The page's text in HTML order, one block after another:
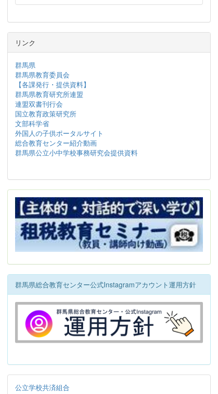
リンク
群馬県
群馬県教育委員会
【各課発行・提供資料】
群馬県教育研究所連盟
連盟双書刊行会
国立教育政策研究所
文部科学省
外国人の子供ポータルサイト
総合教育センター紹介動画
群馬県公立小中学校事務研究会提供資料
群馬県総合教育センター公式Instagramアカウント運用方針
公立学校共済組合